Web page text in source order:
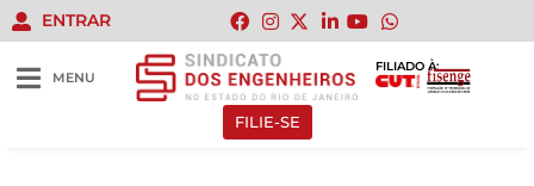
ENTRAR
MENU
FILIADO À:
FILIE-SE